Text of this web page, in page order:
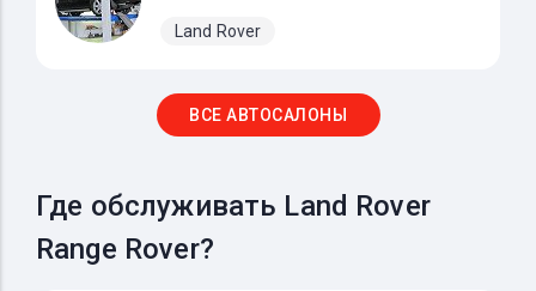
Land Rover
ВСЕ АВТОСАЛОНЫ
Где обслуживать Land Rover
Range Rover?